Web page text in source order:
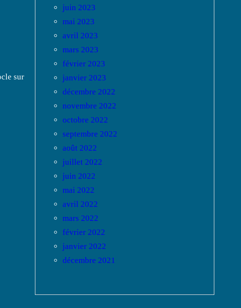
sur
juin 2023
mai 2023
avril 2023
mars 2023
février 2023
janvier 2023
décembre 2022
novembre 2022
octobre 2022
septembre 2022
août 2022
juillet 2022
juin 2022
mai 2022
avril 2022
mars 2022
février 2022
janvier 2022
décembre 2021